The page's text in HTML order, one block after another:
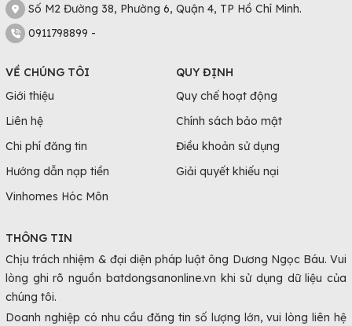
Số M2 Đường 38, Phường 6, Quận 4, TP Hồ Chí Minh.
0911798899 -
VỀ CHÚNG TÔI
Giới thiệu
Liên hệ
Chi phí đăng tin
Hướng dẫn nạp tiền
Vinhomes Hóc Môn
QUY ĐỊNH
Quy chế hoạt động
Chính sách bảo mật
Điều khoản sử dụng
Giải quyết khiếu nại
THÔNG TIN
Chịu trách nhiệm & đại diện pháp luật ông Dương Ngọc Báu. Vui
lòng ghi rõ nguồn batdongsanonline.vn khi sử dụng dữ liệu của
chúng tôi.
Doanh nghiệp có nhu cầu đăng tin số lượng lớn, vui lòng liên hệ